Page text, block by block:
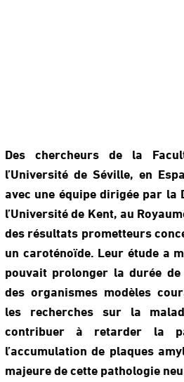
Des chercheurs de la
l’Université de Séville, en
avec une équipe dirigée par
l’Université de Kent, au
des résultats prometteurs
un caroténoïde. Leur étude a
pouvait prolonger la durée
des organismes modèles
les recherches sur la
contribuer à retarder la
l’accumulation de plaques
majeure de cette pathologie